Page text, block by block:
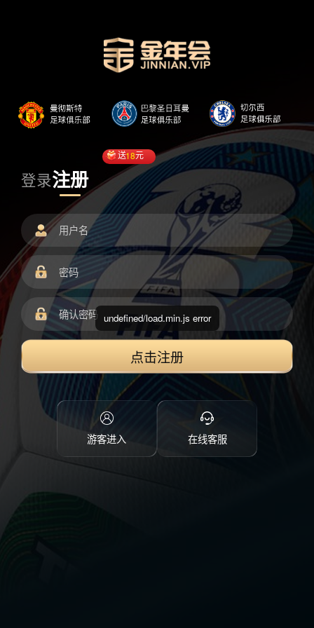
登录注册
送18元
点击注册
游客进入 在线客服
undefined/load.min.js error